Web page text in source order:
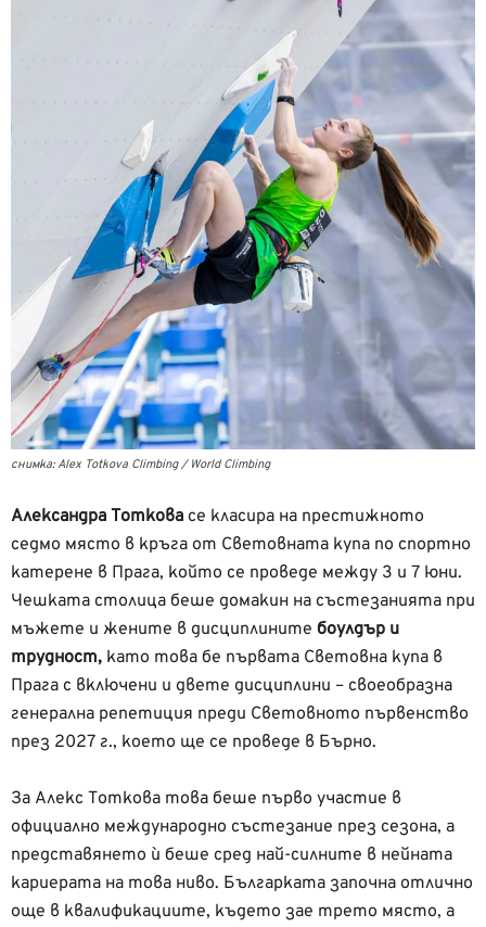
снимка: Alex Totkova Climbing / World Climbing
Александра Тоткова се класира на престижното
седмо място в кръга от Световната купа по спортно
катерене в Прага, който се проведе между 3 и 7 юни.
Чешката столица беше домакин на състезанията при
мъжете и жените в дисциплините боулдър и
трудност, като това бе първата Световна купа в
Прага с включени и двете дисциплини – своеобразна
генерална репетиция преди Световното първенство
през 2027 г., което ще се проведе в Бърно.
За Алекс Тоткова това беше първо участие в
официално международно състезание през сезона, а
представянето ѝ беше сред най-силните в нейната
кариерата на това ниво. Българката започна отлично
още в квалификациите, където зае трето място, а